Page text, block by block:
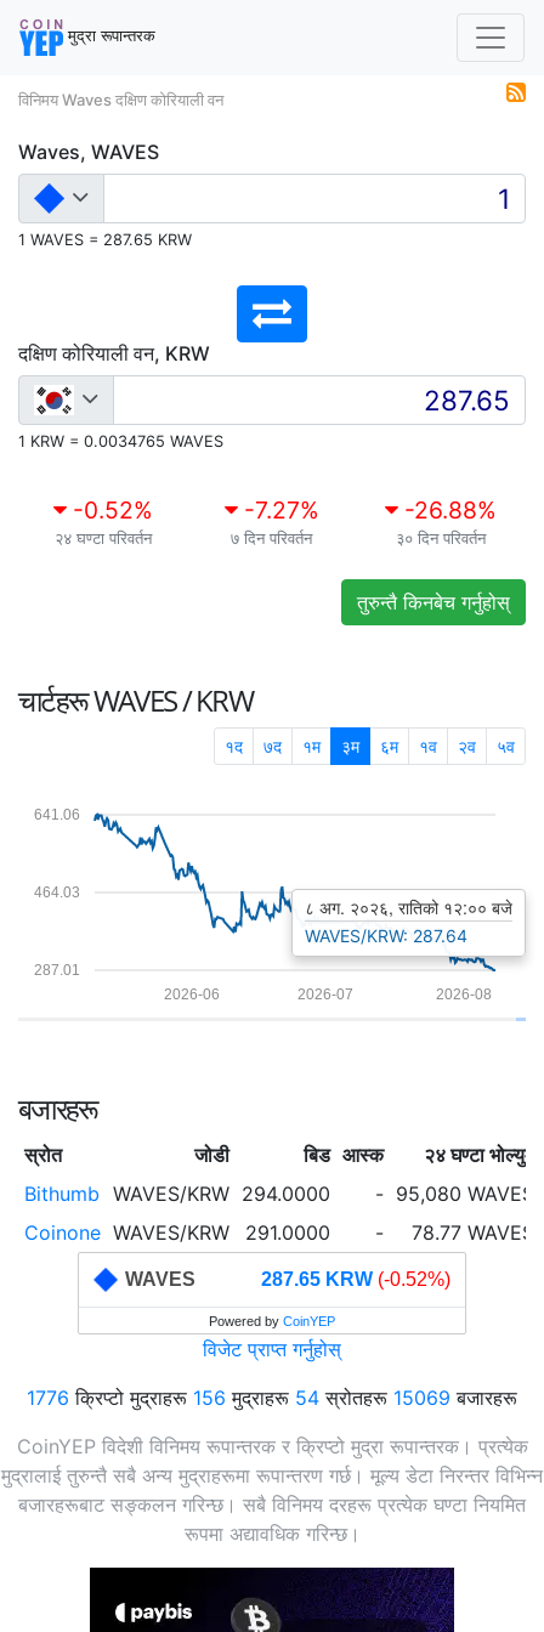
मुद्रा रूपान्तरक
विनिमय Waves दक्षिण कोरियाली वन
Waves, WAVES
1 WAVES = 287.65 KRW
दक्षिण कोरियाली वन, KRW
1 KRW = 0.0034765 WAVES
-0.52%
२४ घण्टा परिवर्तन
-7.27%
७ दिन परिवर्तन
-26.88%
३० दिन परिवर्तन
तुरुन्तै किनबेच गर्नुहोस्
चार्टहरूWAVES / KRW
१द ७द १म ३म ६म १व २व ५व
287.01
464.03
641.06
2026-08
2026-07
2026-06
८ अग. २०२६, रातिको १२:०० बजे
WAVES/KRW: 287.64
बजारहरू
स्रोत जोडी बिड आस्क
२४ घण्टा भोल्युम
Bithumb
WAVES/KRW 294.0000 - 95,080 WAVES
Coinone WAVES/KRW 291.0000 - 78.77 WAVES
WAVES 287.65 KRW (-0.52%)
Powered by CoinYEP
विजेट प्राप्त गर्नुहोस्
1776 क्रिप्टो मुद्राहरू 156 मुद्राहरू 54 स्रोतहरू 15069 बजारहरू
CoinYEP विदेशी विनिमय रूपान्तरक र क्रिप्टो मुद्रा रूपान्तरक। प्रत्येक
मुद्रालाई तुरुन्तै सबै अन्य मुद्राहरूमा रूपान्तरण गर्छ। मूल्य डेटा निरन्तर विभिन्न
बजारहरूबाट सङ्कलन गरिन्छ। सबै विनिमय दरहरू प्रत्येक घण्टा नियमित
रूपमा अद्यावधिक गरिन्छ।